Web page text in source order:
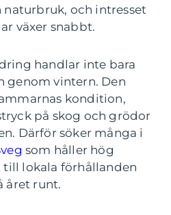
och intresset
växer snabbt.
handlar inte bara
genom vintern. Den
kondition,
på skog och grödor
Därför söker många i
som håller hög
till lokala förhållanden
året runt.